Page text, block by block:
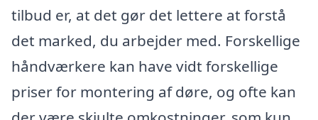
tilbud er, at det gør det lettere at forstå
det marked, du arbejder med. Forskellige
håndværkere kan have vidt forskellige
priser for montering af døre, og ofte kan